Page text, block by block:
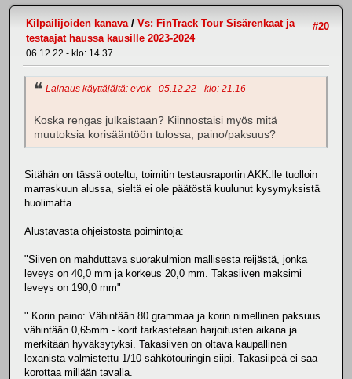
#20
Kilpailijoiden kanava / Vs: FinTrack Tour Sisärenkaat ja
testaajat haussa kausille 2023-2024
06.12.22 - klo: 14.37
Lainaus käyttäjältä: evok - 05.12.22 - klo: 21.16
Koska rengas julkaistaan? Kiinnostaisi myös mitä
muutoksia korisääntöön tulossa, paino/paksuus?
Sitähän on tässä ooteltu, toimitin testausraportin AKK:lle tuolloin
marraskuun alussa, sieltä ei ole päätöstä kuulunut kysymyksistä
huolimatta.
Alustavasta ohjeistosta poimintoja:
"Siiven on mahduttava suorakulmion mallisesta reijästä, jonka
leveys on 40,0 mm ja korkeus 20,0 mm. Takasiiven maksimi
leveys on 190,0 mm"
" Korin paino: Vähintään 80 grammaa ja korin nimellinen paksuus
vähintään 0,65mm - korit tarkastetaan harjoitusten aikana ja
merkitään hyväksytyksi. Takasiiven on oltava kaupallinen
lexanista valmistettu 1/10 sähkötouringin siipi. Takasiipeä ei saa
korottaa millään tavalla.